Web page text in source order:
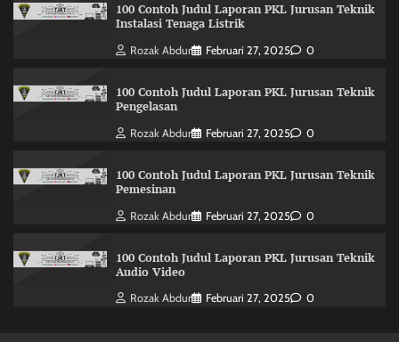
100 Contoh Judul Laporan PKL Jurusan Teknik
Instalasi Tenaga Listrik
Rozak Abdur Februari 27, 2025 0
100 Contoh Judul Laporan PKL Jurusan Teknik
Pengelasan
Rozak Abdur Februari 27, 2025 0
100 Contoh Judul Laporan PKL Jurusan Teknik
Pemesinan
Rozak Abdur Februari 27, 2025 0
100 Contoh Judul Laporan PKL Jurusan Teknik
Audio Video
Rozak Abdur Februari 27, 2025 0